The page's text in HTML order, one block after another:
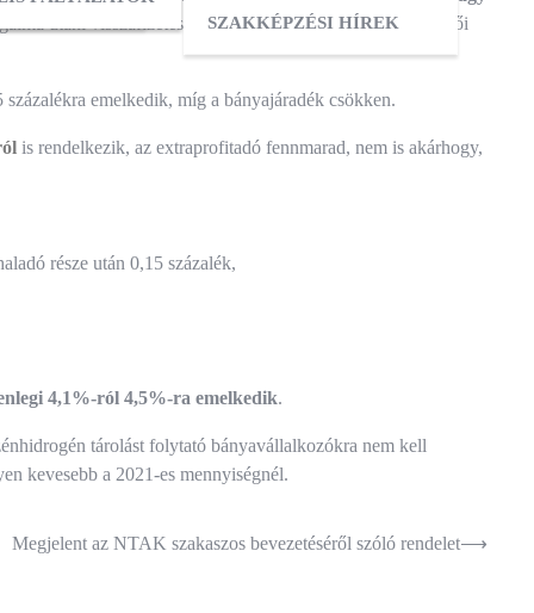
SZAKKÉPZÉSI HÍREK
utáni visszafizetés a 10 ezer forintot meghaladó termelői
emelkedik, míg a bányajáradék csökken.
is rendelkezik, az extraprofitadó fennmarad, nem is akárhogy,
része után 0,15 százalék,
4,1%-ról 4,5%-ra emelkedik.
tárolást folytató bányavállalkozókra nem kell
kevesebb a 2021-es mennyiségnél.
Megjelent az NTAK szakaszos bevezetéséről szóló rendelet⟶